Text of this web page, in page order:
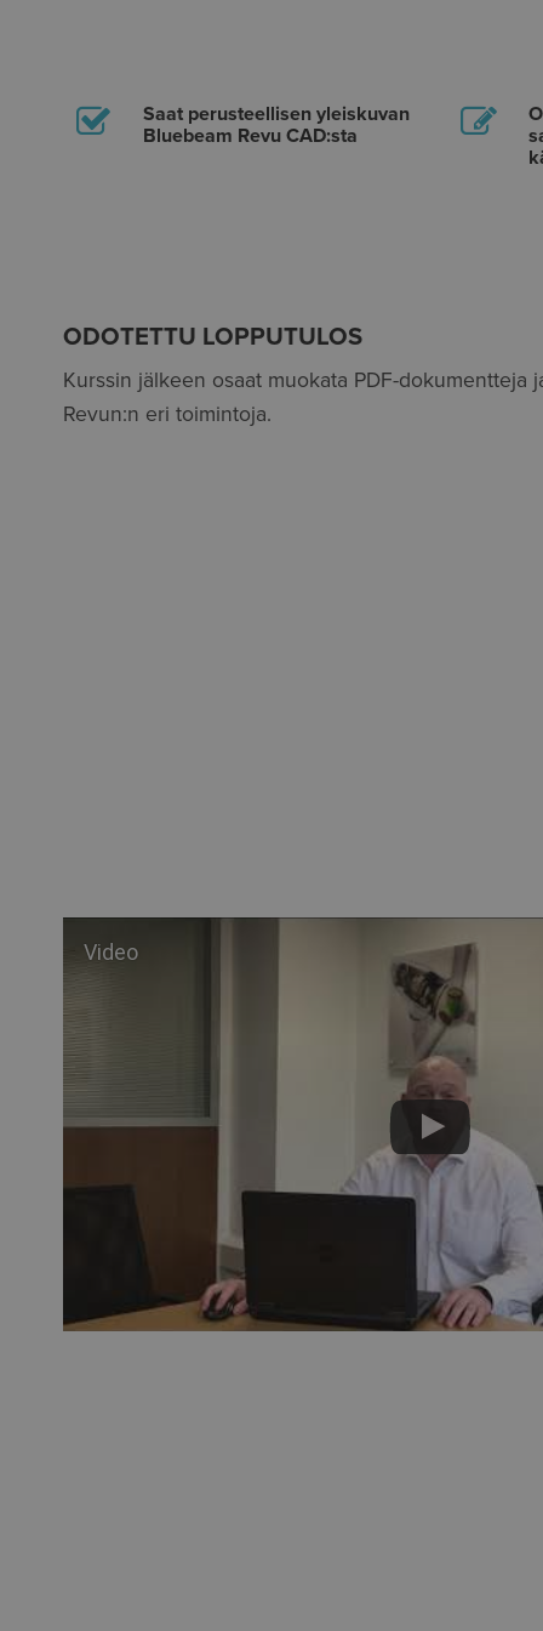
Saat perusteellisen yleiskuvan
Bluebeam Revu CAD:sta
ODOTETTU LOPPUTULOS
Kurssin jälkeen osaat muokata PDF-dokumentteja
Revun:n eri toimintoja.
Video